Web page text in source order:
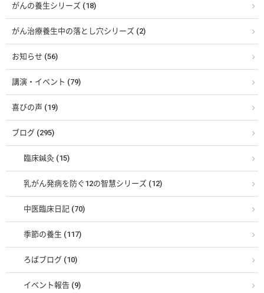
がんの養生シリーズ (18)
がん治療養生中の落とし穴シリーズ (2)
お知らせ (56)
講演・イベント (79)
喜びの声 (19)
ブログ (295)
臨床鍼灸 (15)
乳がん発病を防ぐ12の智慧シリーズ (12)
中医臨床日記 (70)
季節の養生 (117)
ろばブログ (10)
イベント報告 (9)